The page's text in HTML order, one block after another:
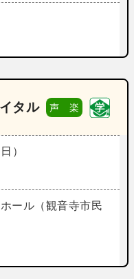
タル 声 楽
）
ール（観音寺市民